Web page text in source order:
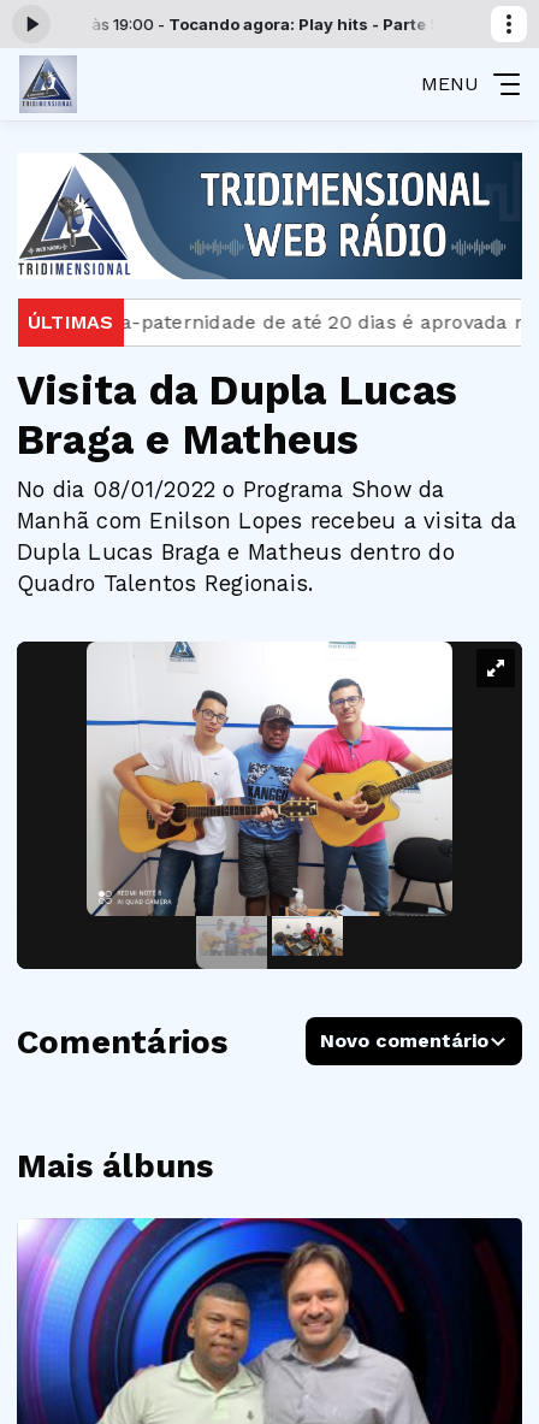
- Tocando agora: Play hits - Parte 5Programação
MENU
ÚLTIMASde até 20 dias é aprovada no Senado
Visita da Dupla Lucas
Braga e Matheus
No dia 08/01/2022 o Programa Show da
Manhã com Enilson Lopes recebeu a visita da
Dupla Lucas Braga e Matheus dentro do
Quadro Talentos Regionais.
Mais álbuns
Comentários Novo comentário